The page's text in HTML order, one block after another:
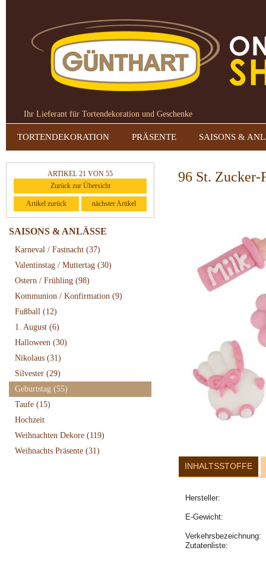
Ihr Lieferant für Tortendekoration und Geschenke
TORTENDEKORATION PRÄSENTE SAISONS &
ARTIKEL 21 VON 55
Zurück zur Übersicht
Artikel zurück nächster Artikel
SAISONS & ANLÄSSE
Karneval / Fastnacht (37)
Valentinstag / Muttertag (30)
Ostern / Frühling (98)
Kommunion / Konfirmation (9)
Fußball (12)
1. August (6)
Halloween (30)
Nikolaus (31)
Silvester (29)
Geburtstag (55)
Taufe (15)
Hochzeit
Weihnachten Dekore (119)
Weihnachts Präsente (31)
96 St. Zucker-
INHALTSSTOFFE
Hersteller:
E-Gewicht:
Verkehrsbezeichnung:
Zutatenliste: